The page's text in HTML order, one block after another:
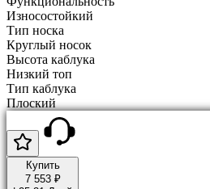
Износостойкий
Тип носка
Круглый носок
Высота каблука
Низкий топ
Тип каблука
Плоский
Купить
7 553 ₽